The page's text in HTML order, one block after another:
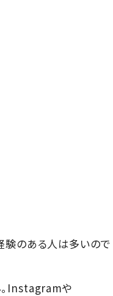
験のある人は多いので
。Instagramや